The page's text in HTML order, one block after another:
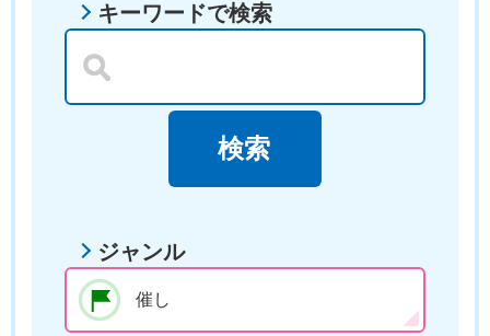
キーワードで検索
ジャンル
催し